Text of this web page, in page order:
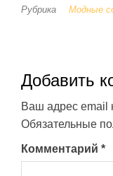
Рубрика Модные
Добавить
Ваш адрес email
Обязательные
Комментарий *